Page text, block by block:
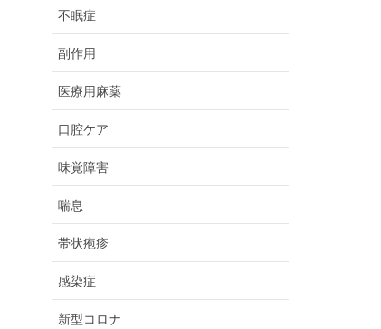
不眠症
副作用
医療用麻薬
口腔ケア
味覚障害
喘息
帯状疱疹
感染症
新型コロナ